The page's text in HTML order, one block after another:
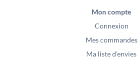
Mon compte
Connexion
Mes commandes
Ma liste d’envies